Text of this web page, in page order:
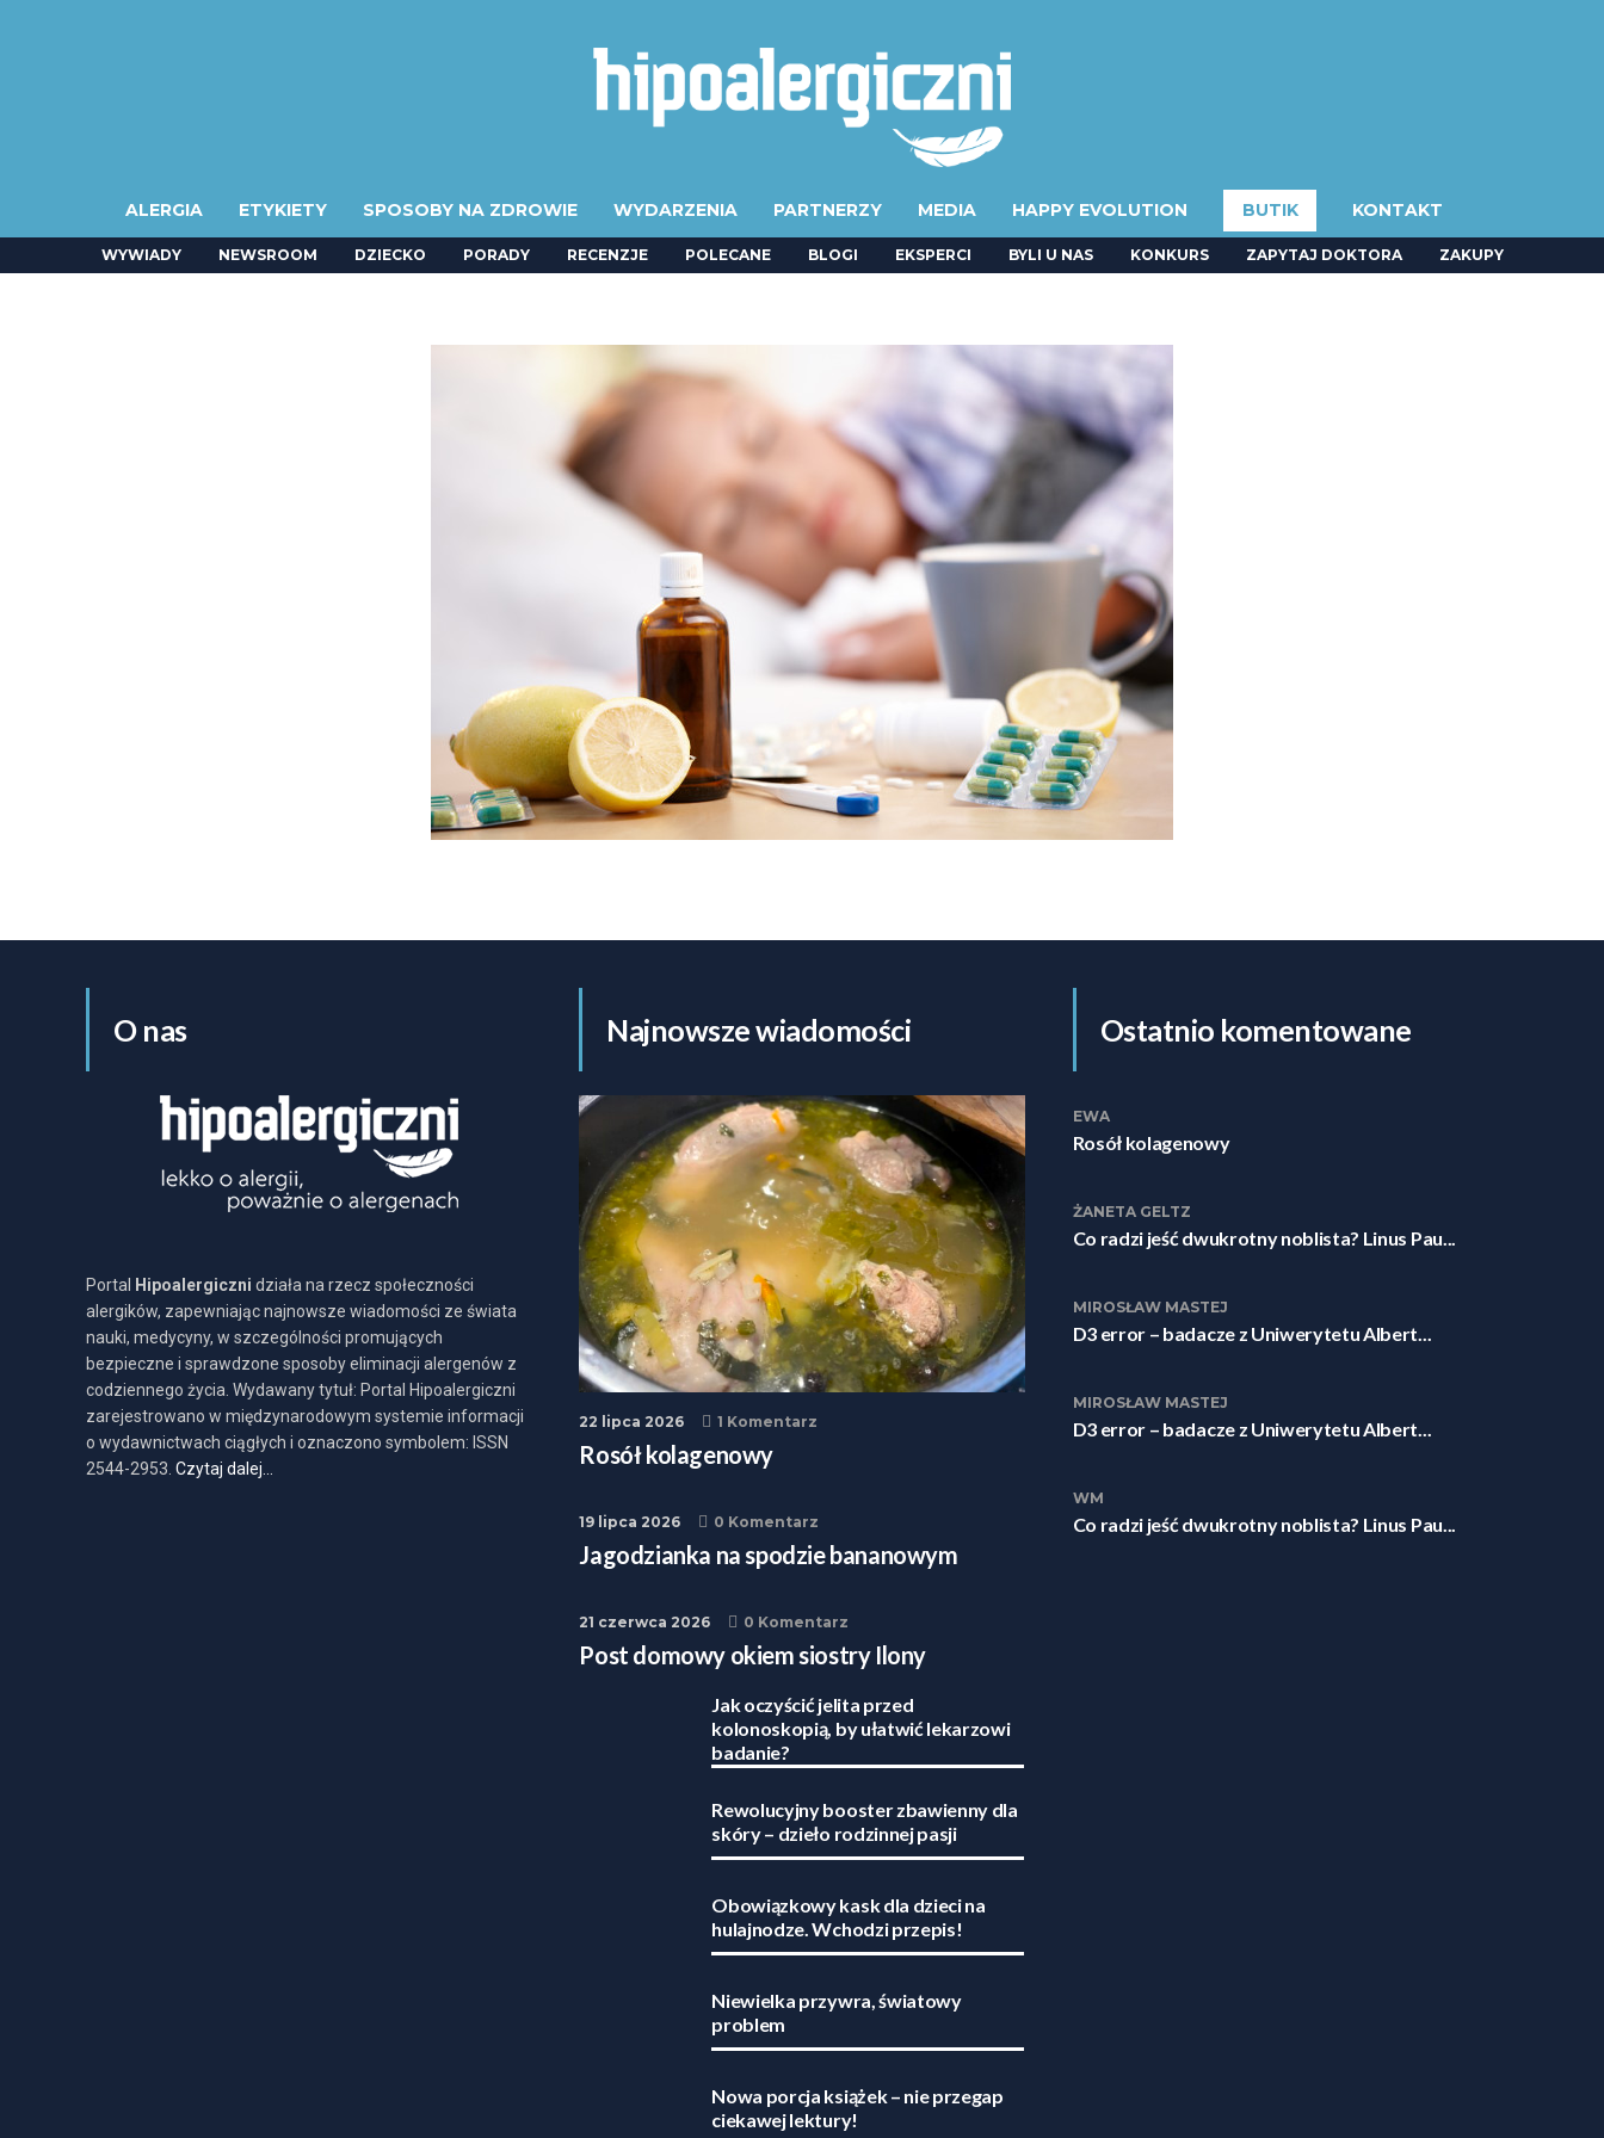
ALERGIA ETYKIETY SPOSOBY NA ZDROWIE WYDARZENIA PARTNERZY MEDIA HAPPY EVOLUTION BUTIK KONTAKT
WYWIADY NEWSROOM DZIECKO PORADY RECENZJE POLECANE BLOGI EKSPERCI BYLI U NAS KONKURS ZAPYTAJ DOKTORA ZAKUPY
O nas
Portal Hipoalergiczni działa na rzecz społeczności
alergików, zapewniając najnowsze wiadomości ze świata
nauki, medycyny, w szczególności promujących
bezpieczne i sprawdzone sposoby eliminacji alergenów z
codziennego życia. Wydawany tytuł: Portal Hipoalergiczni
zarejestrowano w międzynarodowym systemie informacji
o wydawnictwach ciągłych i oznaczono symbolem: ISSN
2544-2953. Czytaj dalej…
Najnowsze wiadomości
22 lipca 2026 1 Komentarz
Rosół kolagenowy
19 lipca 2026 0 Komentarz
Jagodzianka na spodzie bananowym
21 czerwca 2026 0 Komentarz
Post domowy okiem siostry Ilony
Jak oczyścić jelita przed
kolonoskopią, by ułatwić lekarzowi
badanie?
Rewolucyjny booster zbawienny dla
skóry – dzieło rodzinnej pasji
Obowiązkowy kask dla dzieci na
hulajnodze. Wchodzi przepis!
Niewielka przywra, światowy
problem
Nowa porcja książek – nie przegap
ciekawej lektury!
Ostatnio komentowane
EWA
Rosół kolagenowy
ŻANETA GELTZ
Co radzi jeść dwukrotny noblista? Linus Pau...
MIROSŁAW MASTEJ
D3 error – badacze z Uniwerytetu Albert...
MIROSŁAW MASTEJ
D3 error – badacze z Uniwerytetu Albert...
WM
Co radzi jeść dwukrotny noblista? Linus Pau...